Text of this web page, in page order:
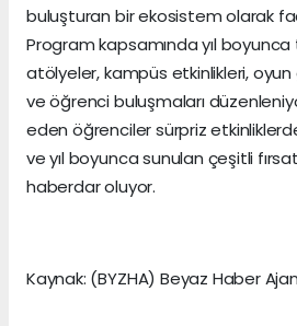
buluşturan bir ekosistem olarak
Program kapsamında yıl
atölyeler, kampüs etkinlikleri,
ve öğrenci buluşmaları
eden öğrenciler sürpriz
ve yıl boyunca sunulan çeşitli
haberdar oluyor.
Kaynak: (BYZHA) Beyaz Haber